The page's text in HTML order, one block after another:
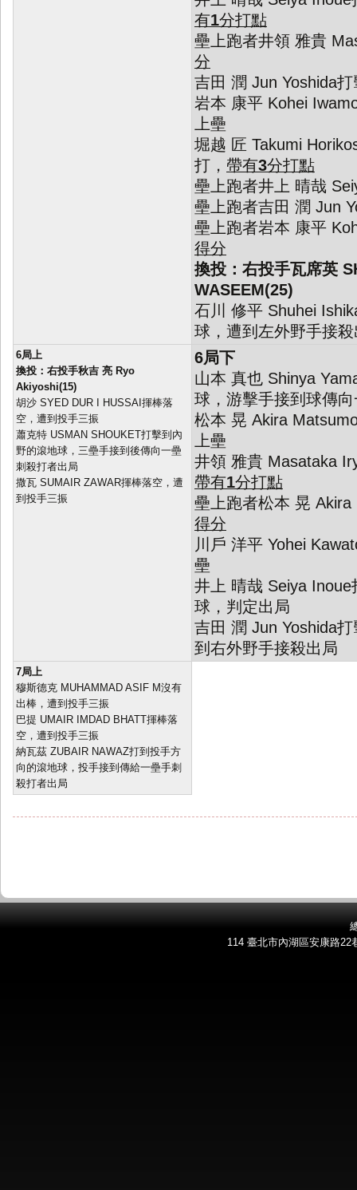
有1分打點
壘上跑者井領 雅貴
分
吉田 潤 Jun Yoshida
岩本 康平 Kohei
上壘
堀越 匠 Takumi
打， 帶有3分打點
壘上跑者井上 晴哉
壘上跑者吉田 潤 Jun
壘上跑者岩本 康平
得分
換投：右投手瓦席英
WASEEM(25)
石川 修平 Shuhei
球，遭到左外野手接
6局上
換投：右投手秋吉 亮 Ryo
Akiyoshi(15)
胡沙 SYED DUR I HUSSAI揮棒落
空，遭到投手三振
蕭克特 USMAN SHOUKET打擊到內
野的滾地球，三壘手接到後傳向一壘
刺殺打者出局
撒瓦 SUMAIR ZAWAR揮棒落空，遭
到投手三振
6局下
山本 真也 Shinya
球，游擊手接到球傳
松本 晃 Akira
上壘
井領 雅貴 Masataka
帶有1分打點
壘上跑者松本 晃 Akira
得分
川戶 洋平 Yohei
壘
井上 晴哉 Seiya
球，判定出局
吉田 潤 Jun Yoshida
到右外野手接殺出局
7局上
穆斯德克 MUHAMMAD ASIF M沒有
出棒，遭到投手三振
巴提 UMAIR IMDAD BHATT揮棒落
空，遭到投手三振
納瓦茲 ZUBAIR NAWAZ打到投手方
向的滾地球，投手接到傳給一壘手刺
殺打者出局
114 臺北市內湖區安康路22